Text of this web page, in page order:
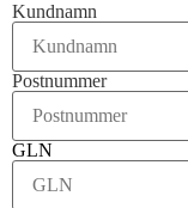
Kundnamn
Postnummer
GLN